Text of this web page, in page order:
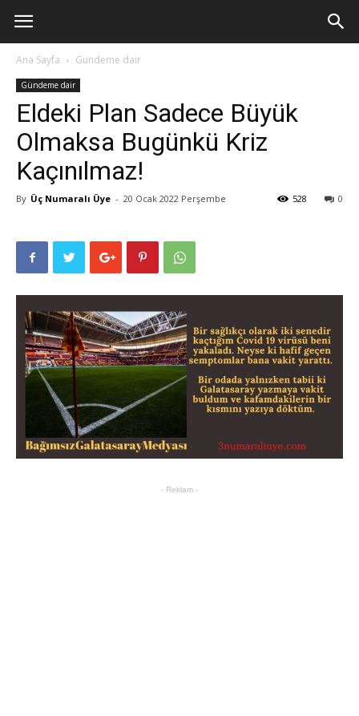
Ana Sayfa Gündeme dair
Gündeme dair
Eldeki Plan Sadece Büyük
Olmaksa Bugünkü Kriz
Kaçınılmaz!
By Üç Numaralı Üye - 20 Ocak 2022 Perşembe 0
528
- Reklam -